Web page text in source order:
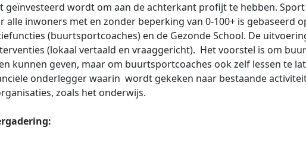
wordt om aan de achterkant profijt te hebben.
inwoners met en zonder beperking van 0-100+ is gebaseerd
(buurtsportcoaches) en de Gezonde School. De
(lokaal vertaald en vraaggericht). Het voorstel is om
kunnen geven, maar om buurtsportcoaches ook zelf lessen te
onderlegger waarin wordt gekeken naar bestaande
zoals het onderwijs.